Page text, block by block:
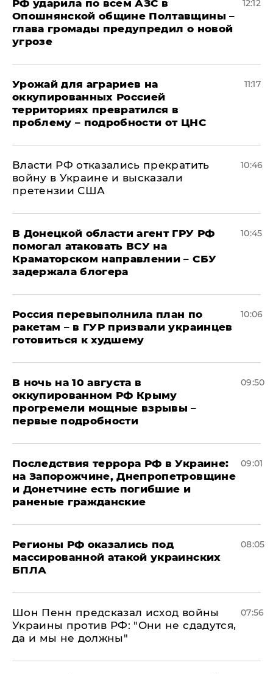
РФ ударила по всем АЗС в
Опошнянской общине Полтавщины –
глава громады предупредил о новой
угрозе
12:12
Урожай для аграриев на
оккупированных Россией
территориях превратился в
проблему – подробности от ЦНС
11:17
Власти РФ отказались прекратить
войну в Украине и высказали
претензии США
10:46
В Донецкой области агент ГРУ РФ
помогал атаковать ВСУ на
Краматорском направлении – СБУ
задержала блогера
10:45
Россия перевыполнила план по
ракетам – в ГУР призвали украинцев
готовиться к худшему
10:06
В ночь на 10 августа в
оккупированном РФ Крыму
прогремели мощные взрывы –
первые подробности
09:50
Последствия террора РФ в Украине:
на Запорожчине, Днепропетровщине
и Донетчине есть погибшие и
раненые гражданские
09:01
Регионы РФ оказались под
массированной атакой украинских
БПЛА
08:05
Шон Пенн предсказал исход войны
Украины против РФ: "Они не сдадутся,
да и мы не должны"
07:56